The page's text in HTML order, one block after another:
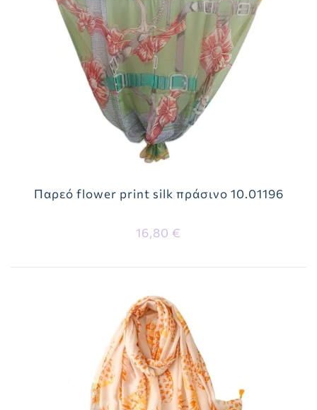
Παρεό flower print silk πράσινο 10.01196
16,80 €